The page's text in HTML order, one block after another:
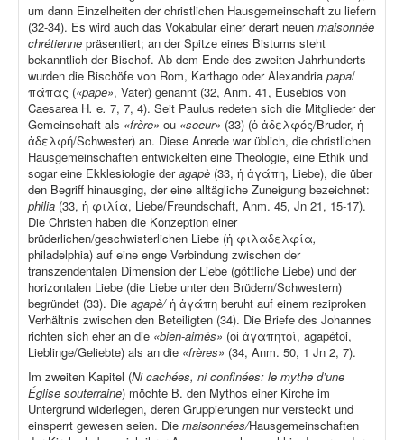
um dann Einzelheiten der christlichen Hausgemeinschaft zu liefern
(32-34). Es wird auch das Vokabular einer derart neuen maisonnée
chrétienne präsentiert; an der Spitze eines Bistums steht
bekanntlich der Bischof. Ab dem Ende des zweiten Jahrhunderts
wurden die Bischöfe von Rom, Karthago oder Alexandria papa/
πάπας («pape», Vater) genannt (32, Anm. 41, Eusebios von
Caesarea H. e. 7, 7, 4). Seit Paulus redeten sich die Mitglieder der
Gemeinschaft als «frère» ou «soeur» (33) (ὁ ἀδελφός/Bruder, ἡ
ἀδελφή/Schwester) an. Diese Anrede war üblich, die christlichen
Hausgemeinschaften entwickelten eine Theologie, eine Ethik und
sogar eine Ekklesiologie deragapè (33, ἡ ἀγάπη, Liebe), die über
den Begriff hinausging, der eine alltägliche Zuneigung bezeichnet:
philia (33, ἡ φιλία, Liebe/Freundschaft, Anm. 45, Jn 21, 15-17).
Die Christen haben die Konzeption einer
brüderlichen/geschwisterlichen Liebe (ἡ φιλαδελφία,
philadelphia) auf eine enge Verbindung zwischen der
transzendentalen Dimension der Liebe (göttliche Liebe) und der
horizontalen Liebe (die Liebe unter den Brüdern/Schwestern)
begründet (33). Die agapè/ἡ ἀγάπη beruht auf einem reziproken
Verhältnis zwischen den Beteiligten (34). Die Briefe des Johannes
richten sich eher an die «bien-aimés» (οἱ ἀγαπητοί, agapétoi,
Lieblinge/Geliebte) als an die «frères» (34, Anm. 50, 1 Jn 2, 7).
Im zweiten Kapitel (Ni cachées, ni confinées: le mythe d’une
Église souterraine) möchte B. den Mythos einer Kirche im
Untergrund widerlegen, deren Gruppierungen nur versteckt und
einsperrt gewesen seien. Die maisonnées/Hausgemeinschaften